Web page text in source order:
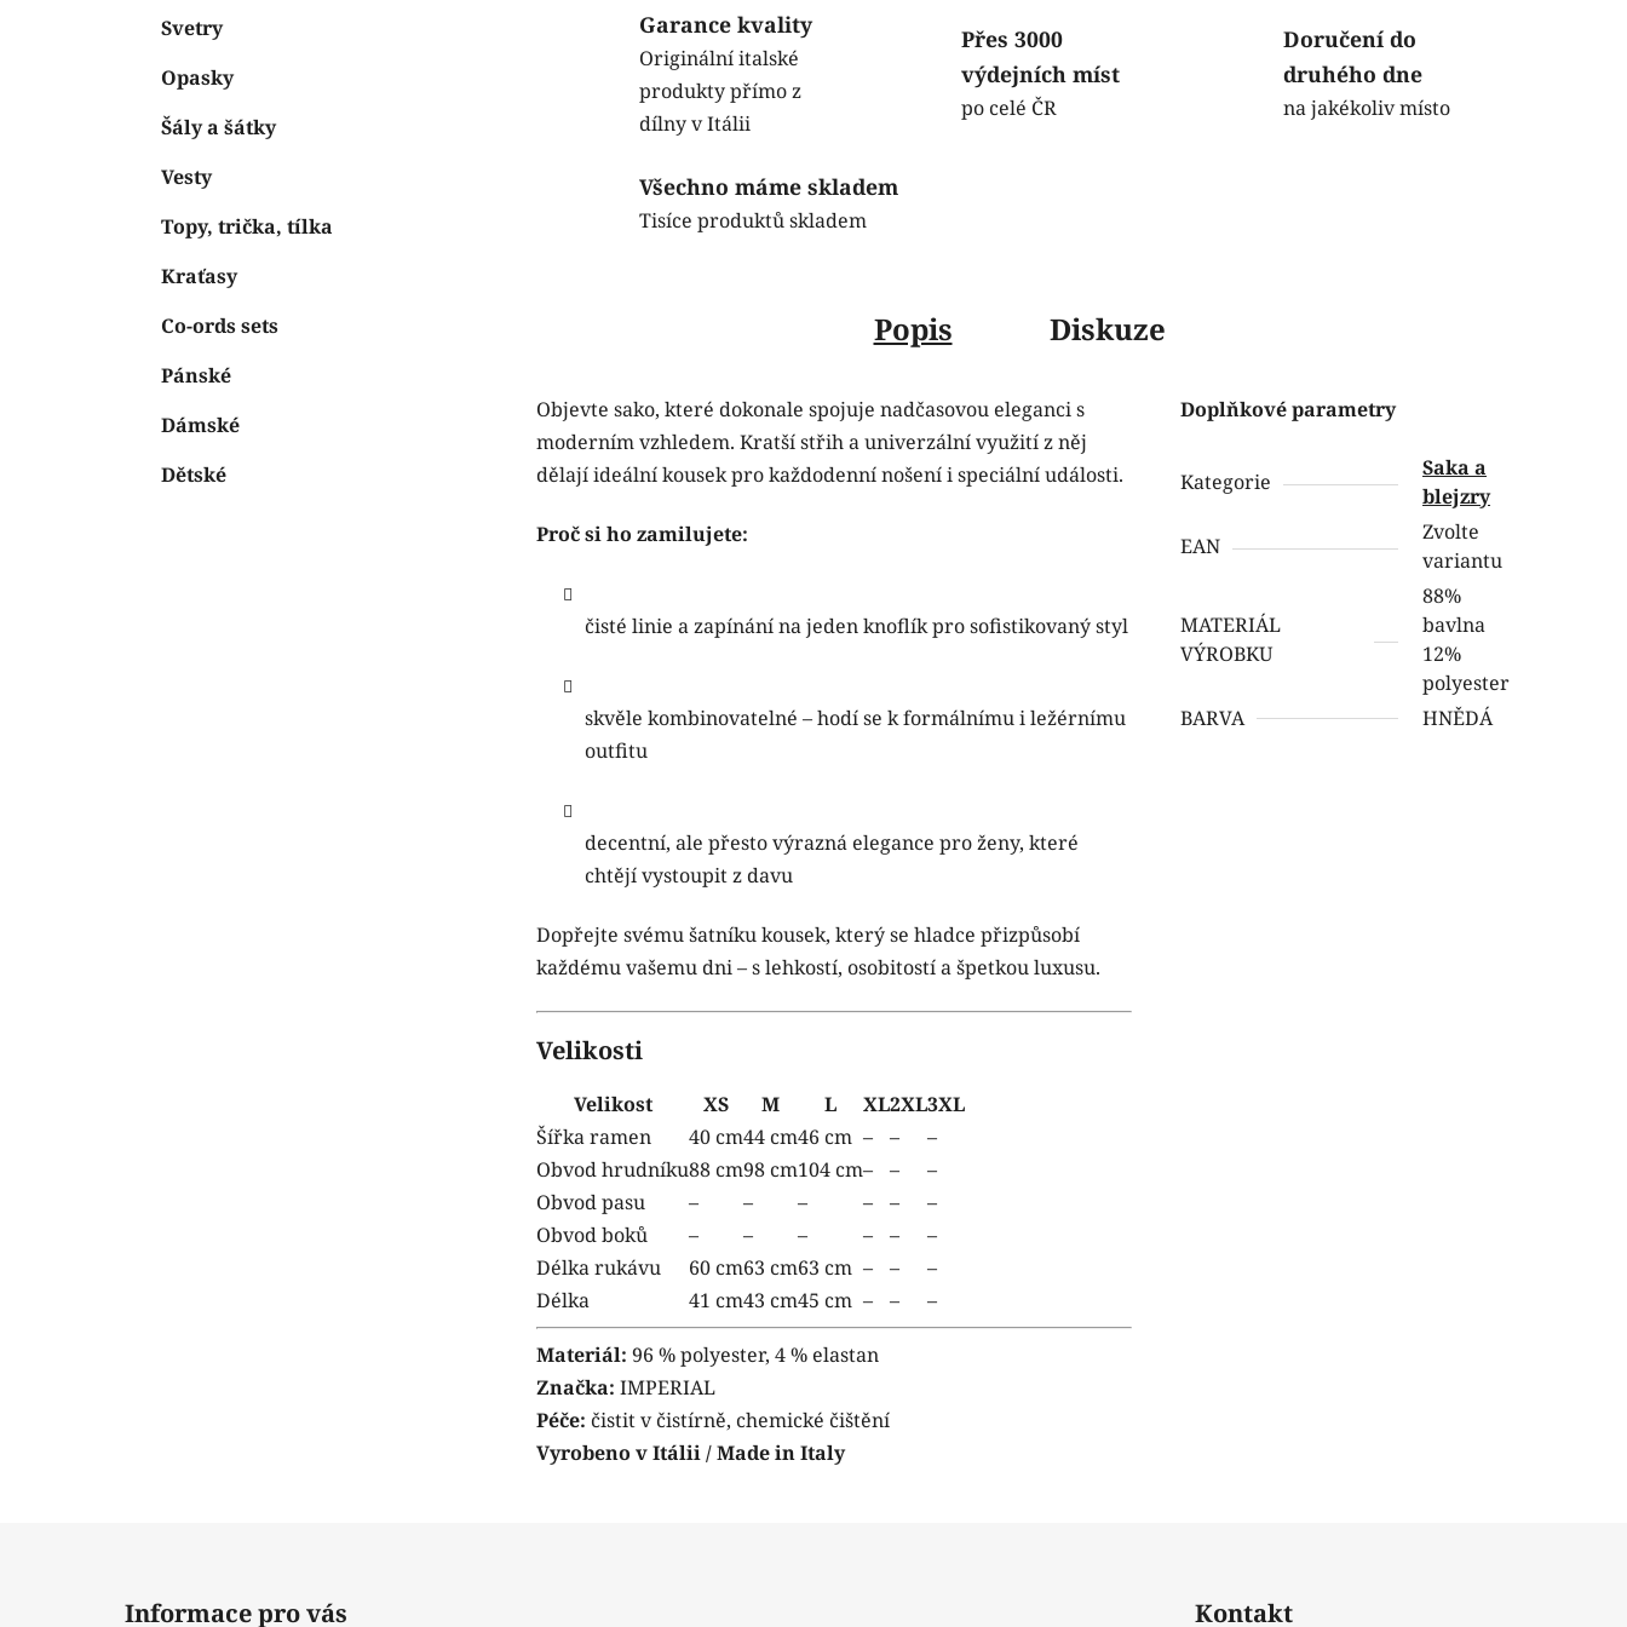
Svetry
Opasky
Šály a šátky
Vesty
Topy, trička, tílka
Kraťasy
Co-ords sets
Pánské
Dámské
Dětské
Garance kvality
Originální italské
produkty přímo z
dílny v Itálii
Přes 3000
výdejních míst
po celé ČR
Doručení do
druhého dne
na jakékoliv místo
Všechno máme skladem
Tisíce produktů skladem
Popis Diskuze
Objevte sako, které dokonale spojuje nadčasovou eleganci s
moderním vzhledem. Kratší střih a univerzální využití z něj
dělají ideální kousek pro každodenní nošení i speciální události.
Proč si ho zamilujete:
čisté linie a zapínání na jeden knoflík pro sofistikovaný styl
skvěle kombinovatelné – hodí se k formálnímu i ležérnímu
outfitu
decentní, ale přesto výrazná elegance pro ženy, které
chtějí vystoupit z davu
Dopřejte svému šatníku kousek, který se hladce přizpůsobí
každému vašemu dni – s lehkostí, osobitostí a špetkou luxusu.
Velikosti
Velikost XS M L XL2XL3XL
Šířka ramen
40 cm44 cm46 cm – –
–
Obvod hrudníku88 cm98 cm104 cm– –
–
Obvod pasu
– – – – –
–
Obvod boků
– – – – –
–
Délka rukávu
60 cm63 cm63 cm – –
–
Délka
41 cm43 cm45 cm – – –
Materiál: 96 % polyester, 4 % elastan
Značka: IMPERIAL
Péče: čistit v čistírně, chemické čištění
Vyrobeno v Itálii / Made in Italy
Doplňkové parametry
Kategorie
Saka a
blejzry
EAN
Zvolte
variantu
MATERIÁL
VÝROBKU
88%
bavlna
12%
polyester
BARVA
HNĚDÁ
Informace pro vás Kontakt